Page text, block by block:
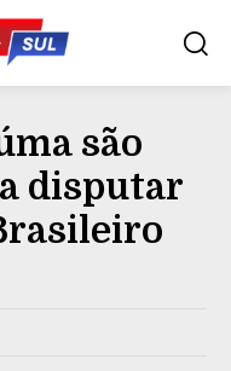
são
disputar